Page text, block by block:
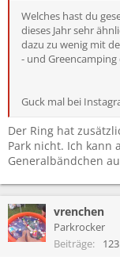
Welches hast du
dieses Jahr sehr
dazu zu wenig mit
- und
Guck mal bei
Der Ring hat
Park nicht. Ich kann
Generalbändchen
vrenchen
Parkrocker
Beiträge
123